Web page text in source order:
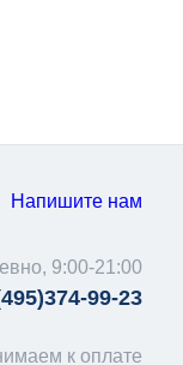
Напишите нам
9:00-21:00
374-99-23
к оплате